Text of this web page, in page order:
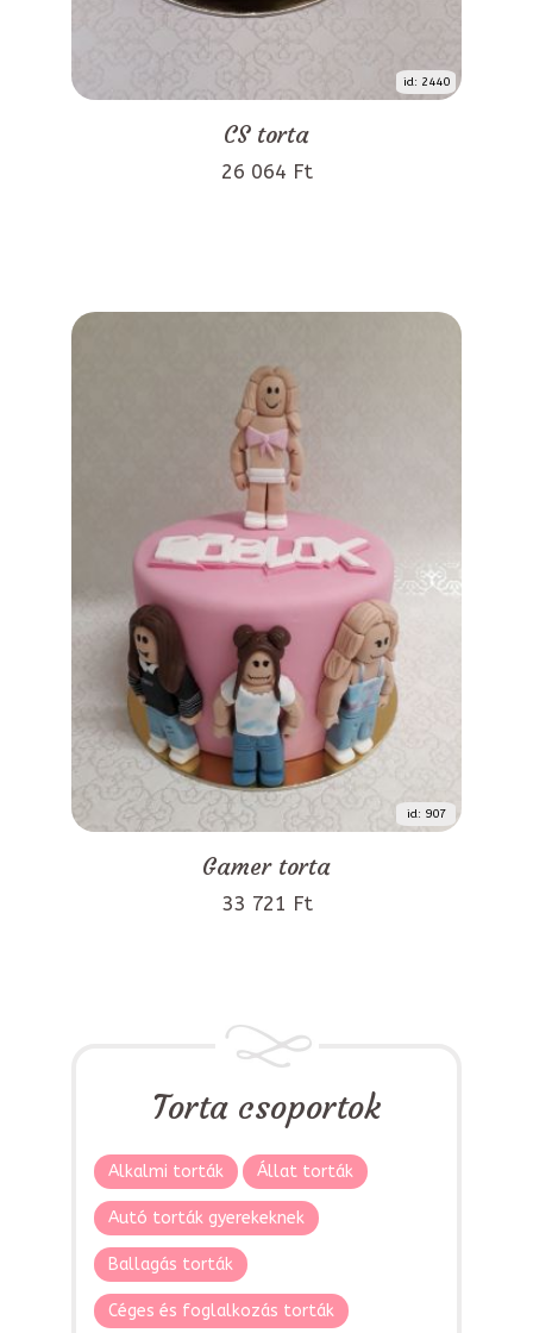
id: 2440
CS torta
26 064 Ft
id: 907
Gamer torta
33 721 Ft
Torta csoportok
Alkalmi torták Állat torták
Autó torták gyerekeknek
Ballagás torták
Céges és foglalkozás torták